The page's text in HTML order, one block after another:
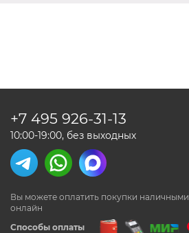
Способы оплаты
Вы можете оплатить покупки наличными
онлайн
+7 495 926-31-13
10:00-19:00, без выходных